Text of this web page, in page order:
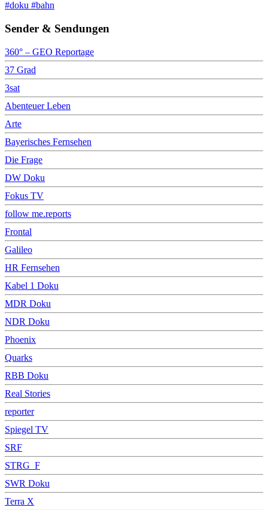
#doku #bahn
Sender & Sendungen
360° – GEO Reportage
37 Grad
3sat
Abenteuer Leben
Arte
Bayerisches Fernsehen
Die Frage
DW Doku
Fokus TV
follow me.reports
Frontal
Galileo
HR Fernsehen
Kabel 1 Doku
MDR Doku
NDR Doku
Phoenix
Quarks
RBB Doku
Real Stories
reporter
Spiegel TV
SRF
STRG_F
SWR Doku
Terra X